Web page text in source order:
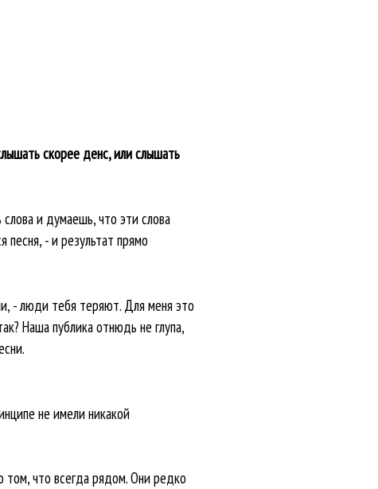
скорее денс, или слышать
и думаешь, что эти слова
песня, - и результат прямо
- люди тебя теряют. Для меня это
Наша публика отнюдь не глупа,
не имели никакой
том, что всегда рядом. Они редко